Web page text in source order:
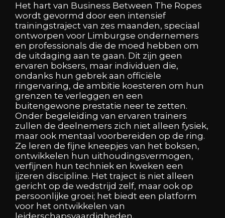
Het hart van Business Between The Ropes
wordt gevormd door een intensief
trainingstraject van zes maanden, speciaal
ontworpen voor Limburgse ondernemers
en professionals die de moed hebben om
de uitdaging aan te gaan. Dit zijn geen
ervaren boksers, maar individuen die,
ondanks hun gebrek aan officiële
ringervaring, de ambitie koesteren om hun
grenzen te verleggen en een
buitengewone prestatie neer te zetten.
Onder begeleiding van ervaren trainers
zullen de deelnemers zich niet alleen fysiek,
maar ook mentaal voorbereiden op de ring.
Ze leren de fijne kneepjes van het boksen,
ontwikkelen hun uithoudingsvermogen,
verfijnen hun techniek en kweken een
ijzeren discipline. Het traject is niet alleen
gericht op de wedstrijd zelf, maar ook op
persoonlijke groei; het biedt een platform
voor het ontwikkelen van